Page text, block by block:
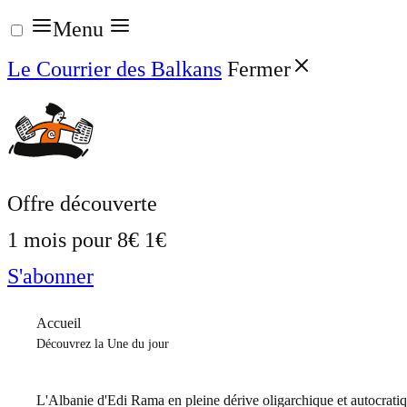
Aller
au
contenu
Menu
Le Courrier des Balkans Fermer
Offre découverte
1 mois pour 8€ 1€
S'abonner
Accueil
Découvrez la Une du jour
L'Albanie d'Edi Rama en pleine dérive oligarchique et